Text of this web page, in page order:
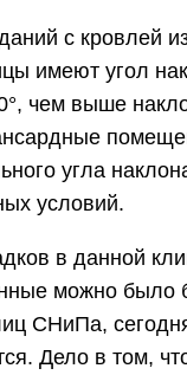
с кровлей
имеют угол
чем выше
угла
условий.
в данной
можно было
СНиПа,
Дело в том,